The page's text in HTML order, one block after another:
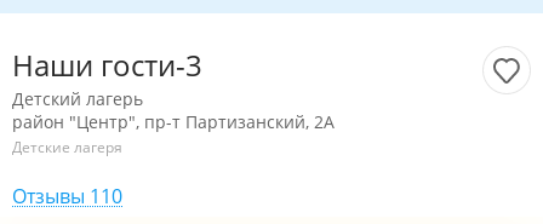
Наши гости-3
Детский лагерь
район "Центр", пр-т Партизанский, 2А
Детские лагеря
Отзывы 110